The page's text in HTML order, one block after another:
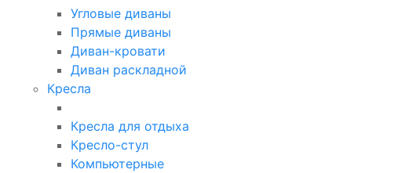
Угловые диваны
Прямые диваны
Диван-кровати
Диван раскладной
Кресла
Кресла для отдыха
Кресло-стул
Компьютерные